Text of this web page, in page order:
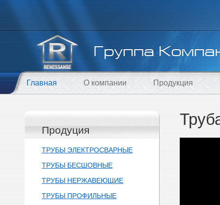
Главная О компании Продукция
Продуция
ТРУБЫ ЭЛЕКТРОСВАРНЫЕ
ТРУБЫ БЕСШОВНЫЕ
ТРУБЫ НЕРЖАВЕЮЩИЕ
ТРУБЫ ПРОФИЛЬНЫЕ